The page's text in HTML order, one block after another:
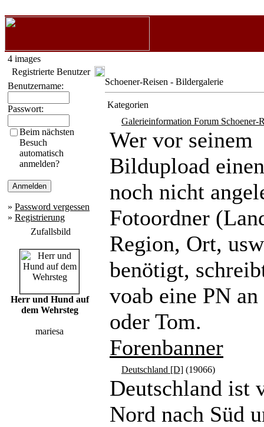
4 images
Registrierte Benutzer
Benutzername:
Passwort:
Beim nächsten
Besuch
automatisch
anmelden?
» Password vergessen
» Registrierung
Zufallsbild
Herr und Hund auf
dem Wehrsteg
mariesa
Schoener-Reisen - Bildergalerie
Kategorien
Galerieinformation Forum Schoener-
Wer vor seinem
Bildupload
noch nicht
Fotoordner
Region, Ort,
benötigt,
voab eine PN
oder Tom.
Forenbanner
Deutschland [D] (19066)
Deutschland ist
Nord nach Süd